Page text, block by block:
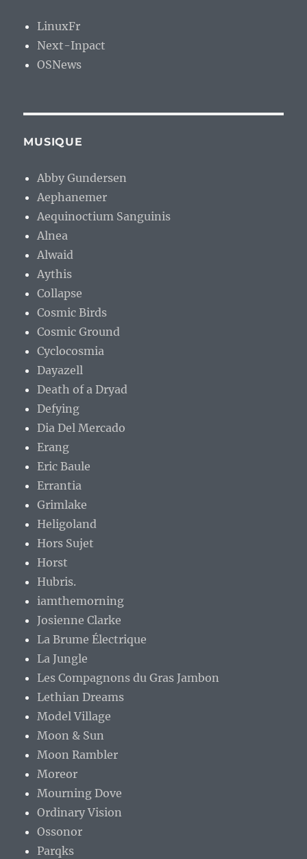
LinuxFr
Next-Inpact
OSNews
MUSIQUE
Abby Gundersen
Aephanemer
Aequinoctium Sanguinis
Alnea
Alwaid
Aythis
Collapse
Cosmic Birds
Cosmic Ground
Cyclocosmia
Dayazell
Death of a Dryad
Defying
Dia Del Mercado
Erang
Eric Baule
Errantia
Grimlake
Heligoland
Hors Sujet
Horst
Hubris.
iamthemorning
Josienne Clarke
La Brume Électrique
La Jungle
Les Compagnons du Gras Jambon
Lethian Dreams
Model Village
Moon & Sun
Moon Rambler
Moreor
Mourning Dove
Ordinary Vision
Ossonor
Parqks